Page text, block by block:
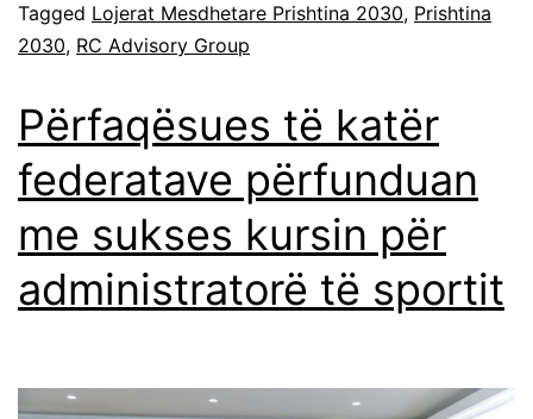
Tagged Lojerat Mesdhetare Prishtina 2030, Prishtina
2030, RC Advisory Group
Përfaqësues të katër
federatave përfunduan
me sukses kursin për
administratorë të sportit